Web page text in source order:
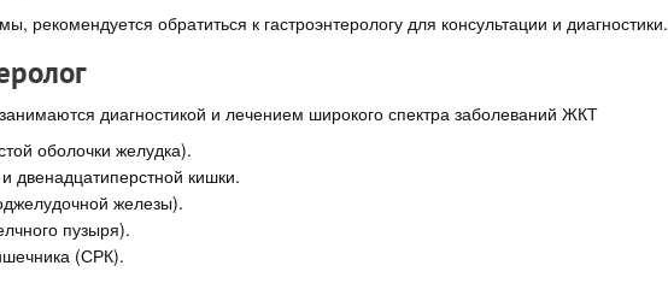
рекомендуется обратиться к гастроэнтерологу для консультации и диагностики.
диагностикой и лечением широкого спектра заболеваний ЖКТ
оболочки желудка).
двенадцатиперстной кишки.
железы).
пузыря).
(СРК).